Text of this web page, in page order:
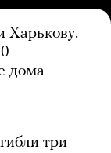
Харькову.
дома
три